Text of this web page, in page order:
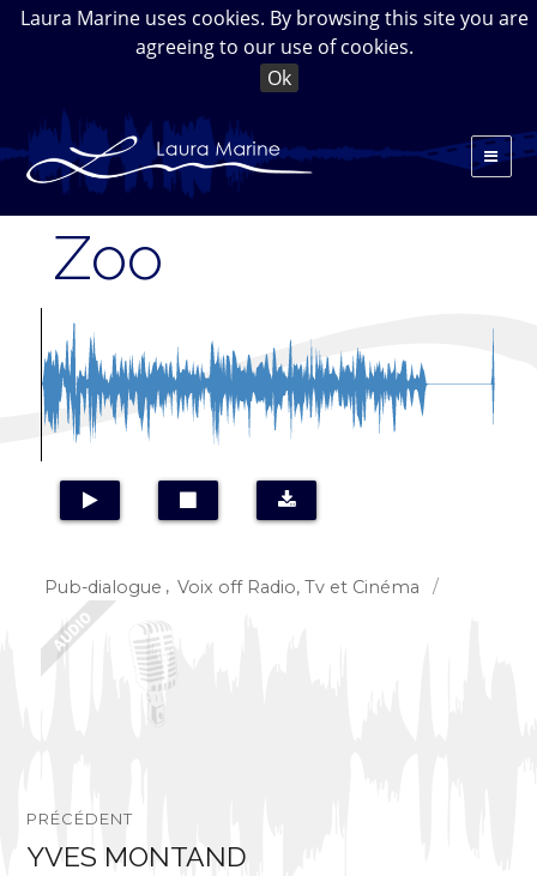
Laura Marine uses cookies. By browsing this site you are
agreeing to our use of cookies.
Ok
Zoo
Catégories
Pub-dialogue , Voix off Radio, Tv et Cinéma
Navigation
de
PRÉCÉDENT
Publication
YVES MONTAND